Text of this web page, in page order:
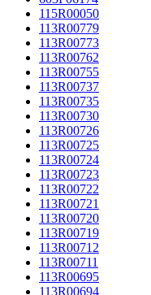
115R00050
113R00779
113R00773
113R00762
113R00755
113R00737
113R00735
113R00730
113R00726
113R00725
113R00724
113R00723
113R00722
113R00721
113R00720
113R00719
113R00712
113R00711
113R00695
113R00694